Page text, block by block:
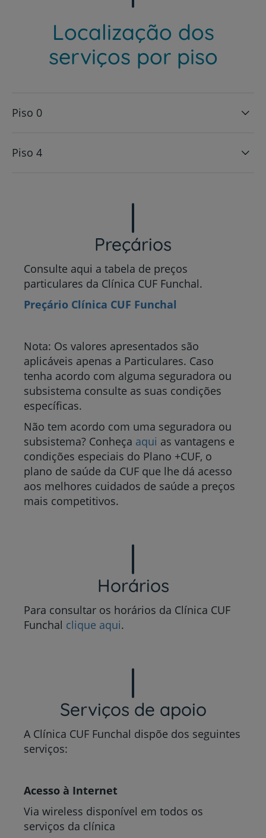
Localização dos
serviços por piso
Piso 0
Piso 4
Preçários
Consulte aqui a tabela de preços
particulares da Clínica CUF Funchal.
Preçário Clínica CUF Funchal
Nota: Os valores apresentados são
aplicáveis apenas a Particulares. Caso
tenha acordo com alguma seguradora ou
subsistema consulte as suas condições
específicas.
Não tem acordo com uma seguradora ou
subsistema? Conheça aqui as vantagens e
condições especiais do Plano +CUF, o
plano de saúde da CUF que lhe dá acesso
aos melhores cuidados de saúde a preços
mais competitivos.
Horários
Para consultar os horários da Clínica CUF
Funchal clique aqui.
Serviços de apoio
A Clínica CUF Funchal dispõe dos seguintes
serviços:
Acesso à Internet
Via wireless disponível em todos os
serviços da clínica